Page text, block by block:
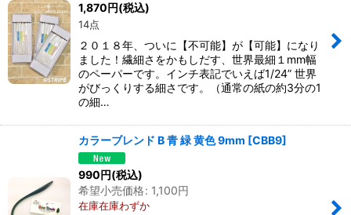
1,870円(税込)
14点
２０１８年、ついに【不可能】が【可能】になり
ました！繊細さをかもしだす、世界最細１mm幅
のペーパーです。インチ表記でいえば1/24” 世界
がびっくりする細さです。（通常の紙の約3分の1
の細…
カラーブレンド B 青 緑 黄色 9mm [CBB9]
990円(税込)
希望小売価格: 1,100円
在庫在庫わずか